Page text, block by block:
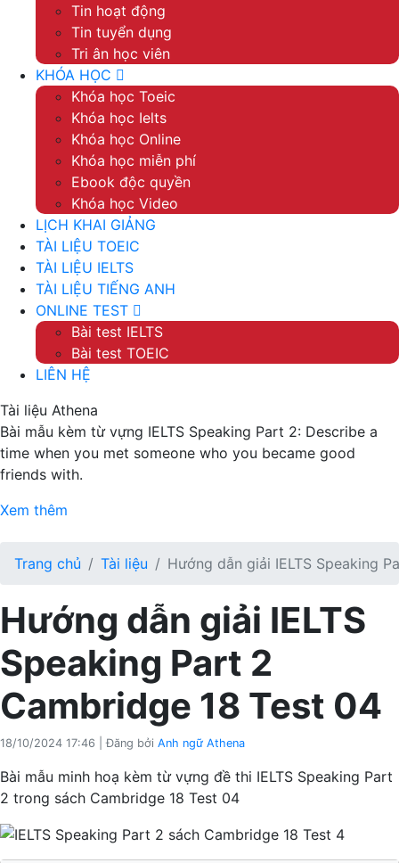
Tin hoạt động
Tin tuyển dụng
Tri ân học viên
KHÓA HỌC
Khóa học Toeic
Khóa học Ielts
Khóa học Online
Khóa học miễn phí
Ebook độc quyền
Khóa học Video
LỊCH KHAI GIẢNG
TÀI LIỆU TOEIC
TÀI LIỆU IELTS
TÀI LIỆU TIẾNG ANH
ONLINE TEST
Bài test IELTS
Bài test TOEIC
LIÊN HỆ
Tài liệu Athena
Bài mẫu kèm từ vựng IELTS Speaking Part 2: Describe a
time when you met someone who you became good
friends with.
Xem thêm
Trang chủ Tài liệu Hướng dẫn giải IELTS Speaking
Hướng dẫn giải IELTS
Speaking Part 2
Cambridge 18 Test 04
18/10/2024 17:46 Đăng bởi Anh ngữ Athena
Bài mẫu minh hoạ kèm từ vựng đề thi IELTS Speaking Part
2 trong sách Cambridge 18 Test 04